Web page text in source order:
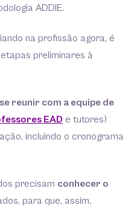
ADDIE.
na profissão agora, é
preliminares à
se reunir com a equipe de
EAD e tutores)
incluindo o cronograma
precisam conhecer o
para que, assim,